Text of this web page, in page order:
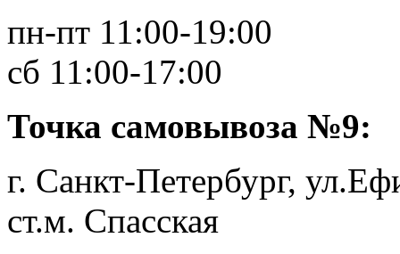
пн-пт 11:00-19:00
сб 11:00-17:00
Точка самовывоза №9:
г. Санкт-Петербург,
ст.м. Спасская